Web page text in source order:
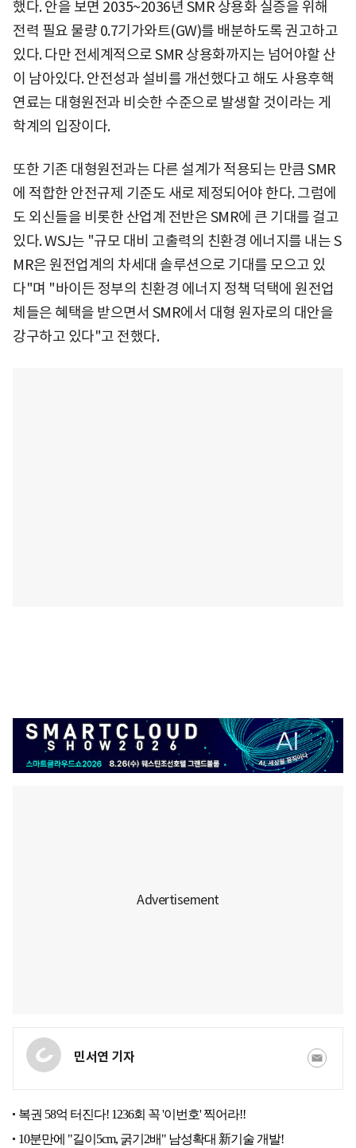
했다. 안을 보면 2035~2036년 SMR 상용화 실증을 위해
전력 필요 물량 0.7기가와트(GW)를 배분하도록 권고하고
있다. 다만 전세계적으로 SMR 상용화까지는 넘어야할 산
이 남아있다. 안전성과 설비를 개선했다고 해도 사용후핵
연료는 대형원전과 비슷한 수준으로 발생할 것이라는 게
학계의 입장이다.
또한 기존 대형원전과는 다른 설계가 적용되는 만큼 SMR
에 적합한 안전규제 기준도 새로 제정되어야 한다. 그럼에
도 외신들을 비롯한 산업계 전반은 SMR에 큰 기대를 걸고
있다. WSJ는 "규모 대비 고출력의 친환경 에너지를 내는 S
MR은 원전업계의 차세대 솔루션으로 기대를 모으고 있
다"며 "바이든 정부의 친환경 에너지 정책 덕택에 원전업
체들은 혜택을 받으면서 SMR에서 대형 원자로의 대안을
강구하고 있다"고 전했다.
민서연 기자